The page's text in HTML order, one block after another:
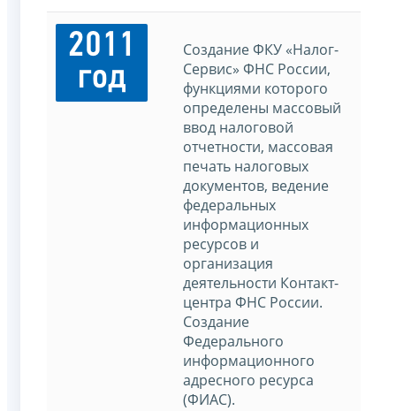
2011
год
Создание ФКУ «Налог-
Сервис» ФНС России,
функциями которого
определены массовый
ввод налоговой
отчетности, массовая
печать налоговых
документов, ведение
федеральных
информационных
ресурсов и
организация
деятельности Контакт-
центра ФНС России.
Создание
Федерального
информационного
адресного ресурса
(ФИАС).